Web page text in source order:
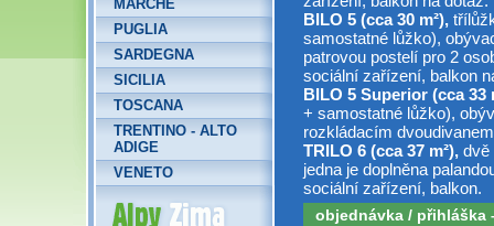
BILO 5 (cca 30 m²),
samostatné lůžko),
patrovou postelí pro 2
sociální zařízení, balkon
BILO 5 Superior (cca 33
+ samostatné lůžko),
rozkládacím
TRILO 6 (cca 37 m²), dvě
jedna je doplněna
sociální zařízení, balkon.
objednávka / přihláška
MARCHE
PUGLIA
SARDEGNA
SICILIA
TOSCANA
TRENTINO - ALTO
ADIGE
VENETO
Alpy Zima